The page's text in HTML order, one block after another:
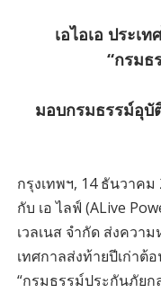
เอไอเอ ประเ
“กรมธ
มอบกรมธรรม์อุบั
กรุงเทพฯ, 14 ธันวาคม
กับ เอ ไลฟ์ (ALive
เวลเนส จำกัด ส่งควา
เทศกาลส่งท้ายปีเก่าต้
“กรมธรรม์ประกันภัย